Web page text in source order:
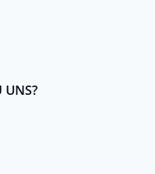
UNS?